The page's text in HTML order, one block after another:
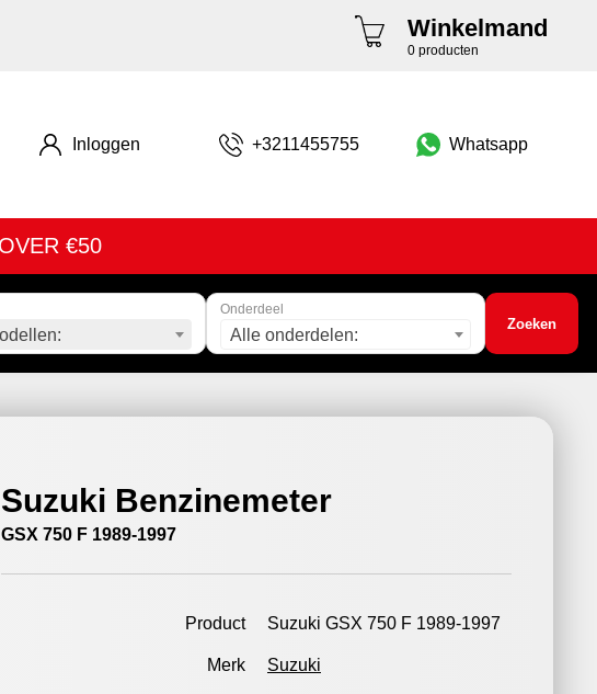
Winkelmand
0 producten
Whatsapp
+3211455755
Inloggen
€50
Onderdeel
Alle onderdelen:
Zoeken
Suzuki Benzinemeter
GSX 750 F 1989-1997
Product Suzuki GSX 750 F 1989-1997
Merk Suzuki